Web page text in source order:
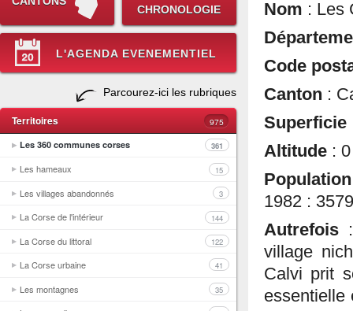
CHRONOLOGIE
L'AGENDA EVENEMENTIEL
Parcourez-ici les rubriques
Territoires
975
Les 360 communes corses
361
Les hameaux 15
Les villages abandonnés 3
La Corse de l'intérieur 144
La Corse du littoral 122
La Corse urbaine 41
Les montagnes 35
Nom : Les
Code
Canton :
Superficie
Altitude :
1982 :
Autrefois
village
Calvi prit
essentielle